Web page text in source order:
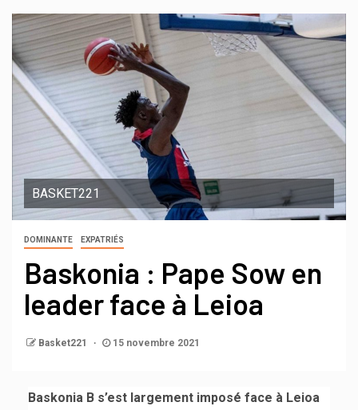
BASKET221
DOMINANTE EXPATRIÉS
Baskonia : Pape Sow en
leader face à Leioa
Basket221 15 novembre 2021
Baskonia B s’est largement imposé face à Leioa